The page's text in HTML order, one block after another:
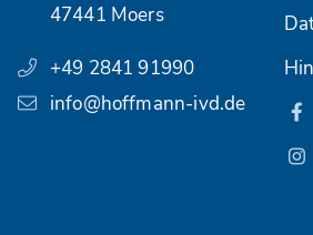
47441 Moers
+49 2841 91990
info@hoffmann-ivd.de